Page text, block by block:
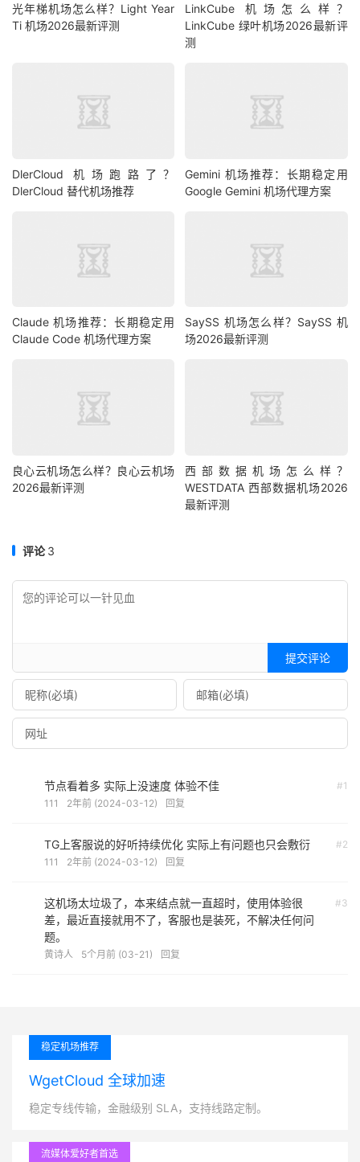
光年梯机场怎么样？Light Year
Ti 机场2026最新评测
LinkCube 机场怎么样？
LinkCube 绿叶机场2026最新评
测
DlerCloud 机场跑路了？
DlerCloud 替代机场推荐
Gemini 机场推荐：长期稳定用
Google Gemini 机场代理方案
Claude 机场推荐：长期稳定用
Claude Code 机场代理方案
SaySS 机场怎么样？SaySS 机
场2026最新评测
良心云机场怎么样？良心云机场
2026最新评测
西部数据机场怎么样？
WESTDATA 西部数据机场2026
最新评测
评论3
提交评论
#1
节点看着多 实际上没速度 体验不佳
111 2年前 (2024-03-12) 回复
#2
TG上客服说的好听持续优化 实际上有问题也只会敷衍
111 2年前 (2024-03-12) 回复
#3
这机场太垃圾了，本来结点就一直超时，使用体验很
差，最近直接就用不了，客服也是装死，不解决任何问
题。
黄诗人 5个月前 (03-21) 回复
稳定机场推荐
WgetCloud 全球加速
稳定专线传输，金融级别 SLA，支持线路定制。
流媒体爱好者首选